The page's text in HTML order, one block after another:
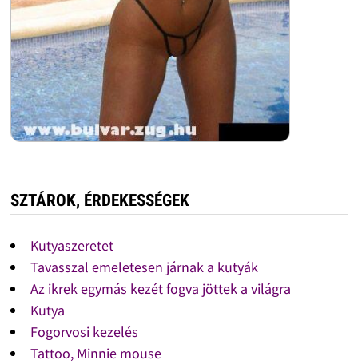
SZTÁROK, ÉRDEKESSÉGEK
Kutyaszeretet
Tavasszal emeletesen járnak a kutyák
Az ikrek egymás kezét fogva jöttek a világra
Kutya
Fogorvosi kezelés
Tattoo, Minnie mouse